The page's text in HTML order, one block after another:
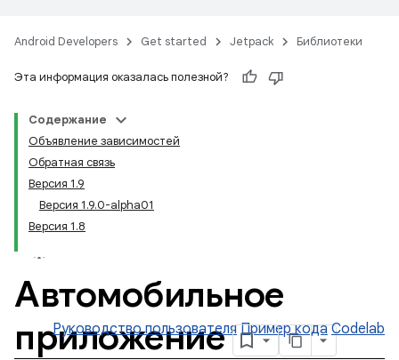
Android Developers Get started Jetpack Библиотеки
Эта информация оказалась полезной?
Содержание
Объявление зависимостей
Обратная связь
Версия 1.9
Версия 1.9.0-alpha01
Версия 1.8
Автомобильное
приложение
Руководство пользователя Пример кода Codelab